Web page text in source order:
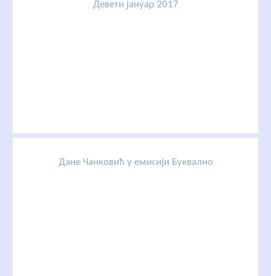
Девети јануар 2017
Дане Чанковић у емисији Буквално